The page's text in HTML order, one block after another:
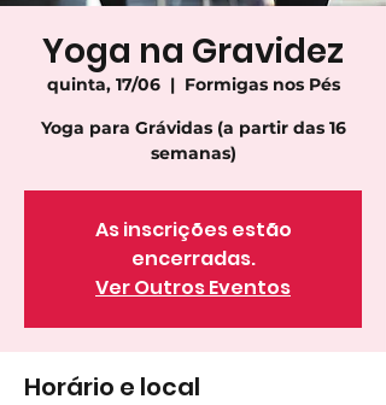
Yoga na Gravidez
quinta, 17/06
  |
Formigas nos Pés
Yoga para Grávidas (a partir das 16
semanas)
As inscrições estão
encerradas.
Ver Outros Eventos
Horário e local